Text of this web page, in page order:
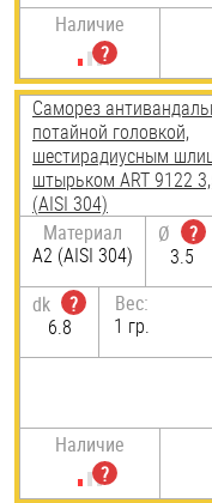
Наличие
Саморез
потайной головкой,
шестирадиусным
штырьком ART 9122
(AISI 304)
Материал
А2 (AISI 304)
Ø
?
3.5
dk
?
6.8
Вес:
1 гр.
Наличие